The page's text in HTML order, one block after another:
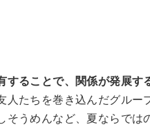
することで、関係が発展す
人たちを巻き込んだグルー
そうめんなど、夏ならでは